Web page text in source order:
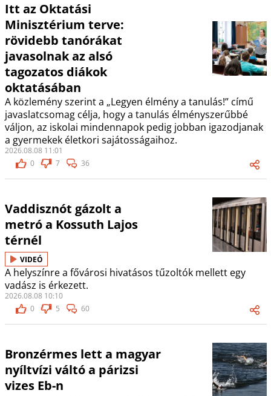
Itt az Oktatási
Minisztérium terve:
rövidebb tanórákat
javasolnak az alsó
tagozatos diákok
oktatásában
A közlemény szerint a „Legyen élmény a tanulás!” című
javaslatcsomag célja, hogy a tanulás élményszerűbbé
váljon, az iskolai mindennapok pedig jobban igazodjanak
a gyermekek életkori sajátosságaihoz.
2026.08.08 11:01
0
7 36
Vaddisznót gázolt a
metró a Kossuth Lajos
térnél
VIDEÓ
A helyszínre a fővárosi hivatásos tűzoltók mellett egy
vadász is érkezett.
2026.08.08 10:10
0
5 60
Bronzérmes lett a magyar
nyíltvízi váltó a párizsi
vizes Eb-n